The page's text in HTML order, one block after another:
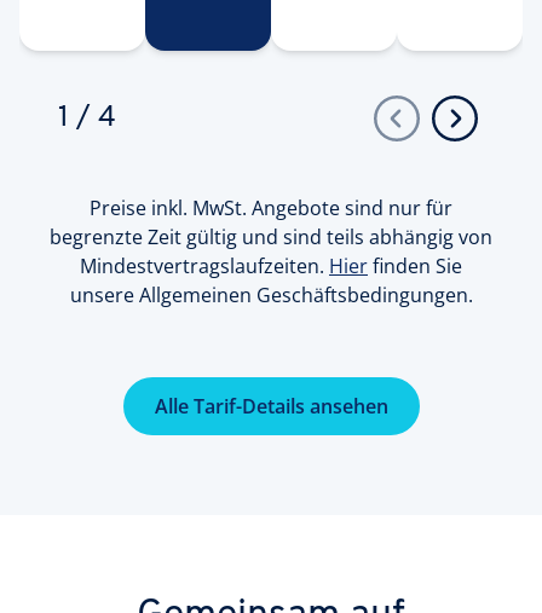
1 / 4
Preise inkl. MwSt. Angebote sind nur für
begrenzte Zeit gültig und sind teils abhängig von
Mindestvertragslaufzeiten. Hierfinden Sie
unsere Allgemeinen Geschäftsbedingungen.
Alle Tarif-Details ansehen